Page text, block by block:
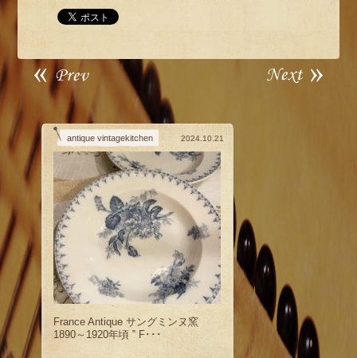
antique vintagekitchen 2024.10.21
France Antique サングミンヌ窯
1890～1920年頃 ‟ F･･･